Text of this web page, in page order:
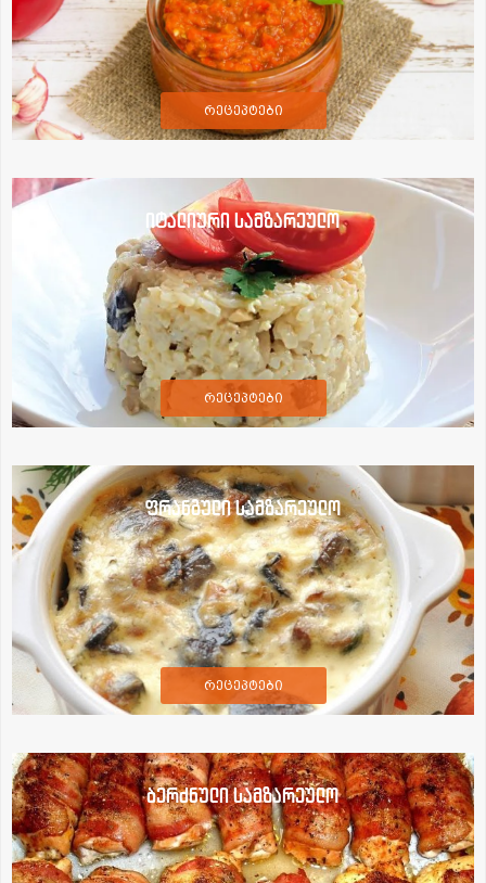
რეცეპტები
იტალიური სამზარეულო
რეცეპტები
ფრანგული სამზარეულო
რეცეპტები
ბერძნული სამზარეულო